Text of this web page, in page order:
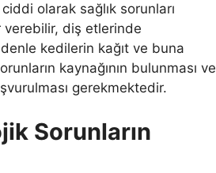
olarak sağlık sorunları
verebilir, diş etlerinde
kedilerin kağıt ve buna
kaynağının bulunması ve
gerekmektedir.
Sorunların